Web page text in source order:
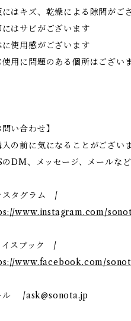
にはキズ、乾燥による隙間がご
にはサビがございます
に使用感がございます
使用に問題のある個所はござい
問い合わせ】
入の前に気になることがござ
のDM、メッセージ、メールな
スタグラム /
www.instagram.com/
イスブック /
www.facebook.com/
ル /ask@sonota.jp